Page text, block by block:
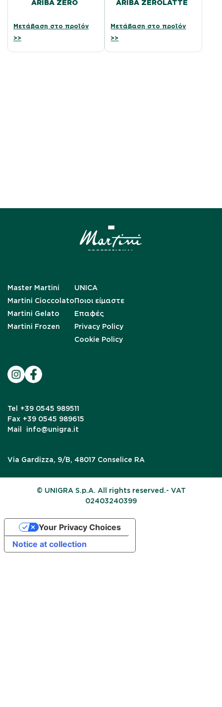
ARIBA ZERO
Μετάβαση στο προϊόν
>>
ARIBA ZEROLATTE
Μετάβαση στο προϊόν
>>
Master Martini
Martini Cioccolato
Martini Gelato
Martini Frozen
UNICA
Ποιοι είμαστε
Επαφές
Privacy Policy
Cookie Policy
Tel
+39 0545 989511
Fax +39 0545 989615
Mail
info@unigra.it
Via Gardizza, 9/B, 48017 Conselice RA
© UNIGRA S.p.A. All rights reserved.- VAT
02403240399
Notice at collection
Your Privacy Choices